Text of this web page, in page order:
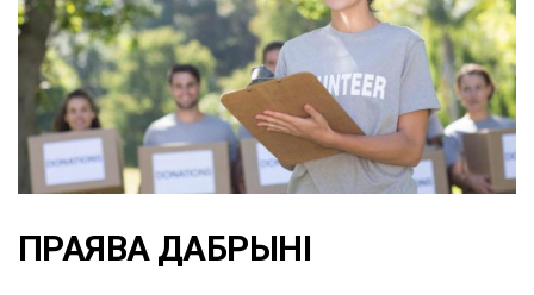
ПРАЯВА ДАБРЫНІ